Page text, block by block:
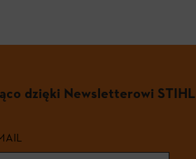
dzięki Newsletterowi STIHL